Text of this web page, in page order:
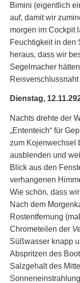
Bimini (eigentlich
auf, damit wir
morgen im Cockpit
Feuchtigkeit in den
heraus, dass wir
Segelmacher
Dienstag,
Nachts drehte der
„Ententeich“ für
zum Kojenwechsel
ausblenden und
Blick aus den
verhangenen
Wie schön, dass
Nach dem
Rostentfernung
Chrometeilen der
Süßwasser knapp
Abspritzen des
Salzgehalt des